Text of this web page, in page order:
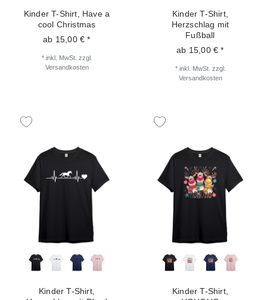
Kinder T-Shirt, Have a
cool Christmas
ab 15,00 € *
* inkl. MwSt. zzgl.
Versandkosten
Kinder T-Shirt,
Herzschlag mit
Fußball
ab 15,00 € *
* inkl. MwSt. zzgl.
Versandkosten
Kinder T-Shirt,
Kinder T-Shirt,